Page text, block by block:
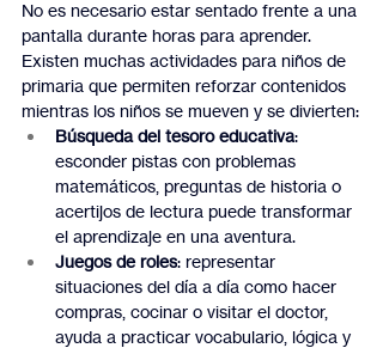
No es necesario estar sentado frente a una
pantalla durante horas para aprender.
Existen muchas actividades para niños de
primaria que permiten reforzar contenidos
mientras los niños se mueven y se divierten:
Búsqueda del tesoro educativa:
esconder pistas con problemas
matemáticos, preguntas de historia o
acertijos de lectura puede transformar
el aprendizaje en una aventura.
Juegos de roles: representar
situaciones del día a día como hacer
compras, cocinar o visitar el doctor,
ayuda a practicar vocabulario, lógica y